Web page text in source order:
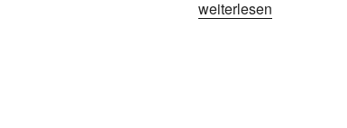
„Stuttgart
weiterlesen